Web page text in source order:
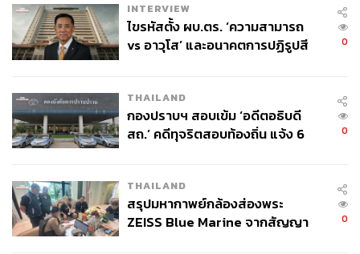
ความรู้สึกรักถนอมมรดกทางวัฒนธรรมไม่ใช่สิ่งที่จะเกิดขึ้น
ได้ด้วยการรณรงค์เพียงชั่วครั้งชั่วคราวหรือการส่งเสริมการ
ท่องเที่ยวที่สะดุดตา แต่ต้องอาศัยการศึกษาที่ทุ่มความคิดและ
และคุณค่าของมรดก
สยามสมาคมในพระบรมราชูปถัมภ์ส่งเสริมในเรื่องนี้ด้วยการ
บรรยาย สิ่งพิมพ์ และฐานข้อมูลที่เก็บทะเบียนผู้เชี่ยวชาญด้าน
ทนายวัฒนธรรม และภาคภาษาอังกฤษในชื่อ “Heritage
Lawyer” ที่ให้ข้อมูลเกี่ยวกับช่องทางการใช้กฎหมายในการ
อนุรักษ์ แต่ความท้าทายที่แท้จริงคือการช่วยให้คนไทยทุกคน
INTERVIEW
ไขรหัสตั้ง ผบ.ตร. ‘ความสามารถ
vs อาวุโส’ และอนาคตการปฏิรูปสี
0
THAILAND
กองปราบฯ สอบเข้ม ‘อดีตอธิบดี
สถ.’ คดีทุจริตสอบท้องถิ่น แจ้ง 6
0
THAILAND
สรุปมหากาพย์กล้องส่องพระ
ZEISS Blue Marine จากสัญญา
0